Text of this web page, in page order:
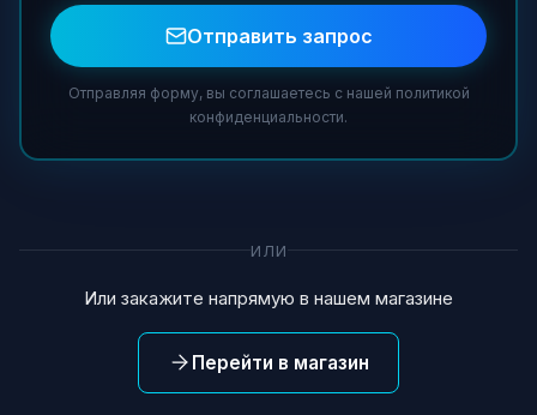
Отправить запрос
Отправляя форму, вы соглашаетесь с нашей политикой
конфиденциальности.
ИЛИ
Или закажите напрямую в нашем магазине
Перейти в магазин